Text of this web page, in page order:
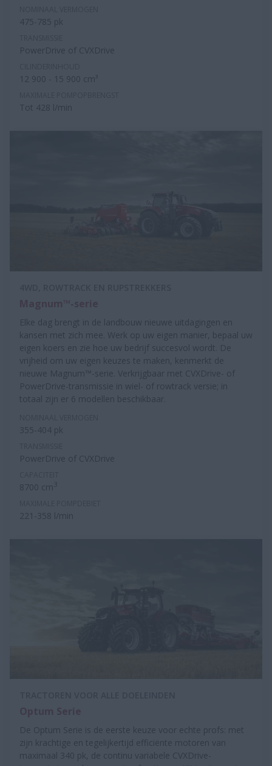
475-785 pk
PowerDrive of CVXDrive
12 900 - 15 900 cm³
Tot 428 l/min
Elke dag brengt in de landbouw nieuwe uitdagingen en
kansen met zich mee. Werk op uw eigen manier, bepaal uw
eigen koers en zie hoe uw bedrijf succesvol wordt. De
vrijheid om uw eigen keuzes te maken, kenmerkt de
nieuwe Magnum™-serie. Verkrijgbaar met CVXDrive- of
PowerDrive-transmissie in wiel- of rowtrack versie; in
totaal zijn er 6 modellen beschikbaar.
355-404 pk
PowerDrive of CVXDrive
8700 cm 3
221-358 l/min
De Optum Serie is de eerste keuze voor echte profs: met
zijn krachtige en tegelijkertijd efficiënte motoren van
maximaal 340 pk, de continu variabele CVXDrive-